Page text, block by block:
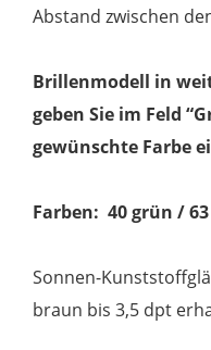
Abstand zwischen
Brillenmodell in
geben Sie im Feld
gewünschte Farbe
Farben: 40 grün /
Sonnen-
braun bis 3,5 dpt